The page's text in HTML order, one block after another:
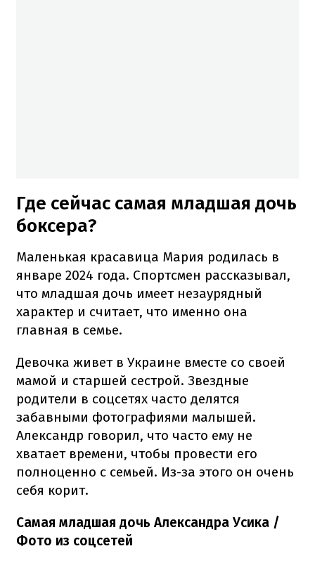
Где сейчас самая младшая дочь
боксера?
Маленькая красавица Мария родилась в
январе 2024 года. Спортсмен рассказывал,
что младшая дочь имеет незаурядный
характер и считает, что именно она
главная в семье.
Девочка живет в Украине вместе со своей
мамой и старшей сестрой. Звездные
родители в соцсетях часто делятся
забавными фотографиями малышей.
Александр говорил, что часто ему не
хватает времени, чтобы провести его
полноценно с семьей. Из-за этого он очень
себя корит.
Самая младшая дочь Александра Усика /
Фото из соцсетей